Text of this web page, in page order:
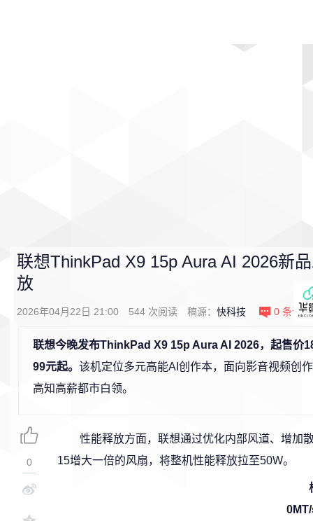
联想ThinkPad X9 15p Aura AI 2026新
放
2026年04月22日 21:00 544 次阅读 稿源： 快科技 0 条评论
联想今晚发布ThinkPad X9 15p Aura AI 2026，起售价
99元起。 该机定位多元高能AI创作本，面向影音视频创
高知高薪都市白领。
性能释放方面，联想通过优化内部风道、增加
15增大一倍的风扇，将整机性能释放拉至50W。
0